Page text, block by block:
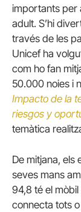
importants per
adult. S’hi
través de les
Unicef ha
com ho fan
50.000 noies i
Impacto de la
riesgos y
temàtica
De mitjana, els
seves mans
94,8 té el
connecta tots